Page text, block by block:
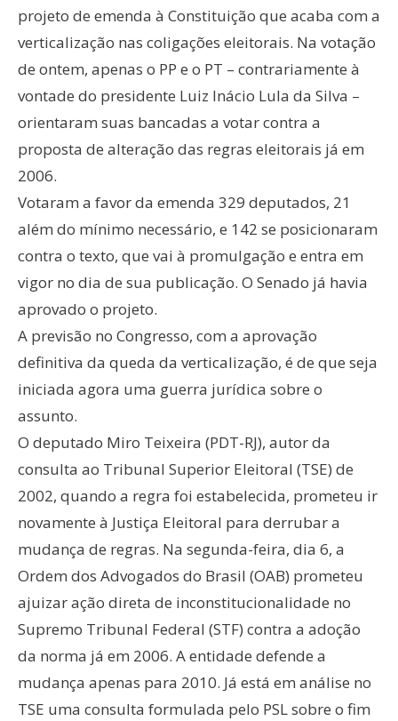
projeto de emenda à Constituição que acaba com a
verticalização nas coligações eleitorais. Na votação
de ontem, apenas o PP e o PT – contrariamente à
vontade do presidente Luiz Inácio Lula da Silva –
orientaram suas bancadas a votar contra a
proposta de alteração das regras eleitorais já em
2006.
Votaram a favor da emenda 329 deputados, 21
além do mínimo necessário, e 142 se posicionaram
contra o texto, que vai à promulgação e entra em
vigor no dia de sua publicação. O Senado já havia
aprovado o projeto.
A previsão no Congresso, com a aprovação
definitiva da queda da verticalização, é de que seja
iniciada agora uma guerra jurídica sobre o
assunto.
O deputado Miro Teixeira (PDT-RJ), autor da
consulta ao Tribunal Superior Eleitoral (TSE) de
2002, quando a regra foi estabelecida, prometeu ir
novamente à Justiça Eleitoral para derrubar a
mudança de regras. Na segunda-feira, dia 6, a
Ordem dos Advogados do Brasil (OAB) prometeu
ajuizar ação direta de inconstitucionalidade no
Supremo Tribunal Federal (STF) contra a adoção
da norma já em 2006. A entidade defende a
mudança apenas para 2010. Já está em análise no
TSE uma consulta formulada pelo PSL sobre o fim